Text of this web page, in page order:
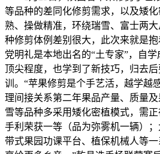
等品种的差同化修剪需求，以及矮
熟、操做精准，环绕瑞雪、富士两
种修剪体例差别很大，此次来就是
党明礼是本地出名的“土专家”，自
顶尖程度，也学到了新技巧，归去
训。“苹果修剪是个手艺活，越学越
理间接关系第二年果品产量、质量
雪等品种多采用矮化密植模式，需
手利荣获一等（品为弥雾机一辆）
带式果园功课平台、植保机械人等